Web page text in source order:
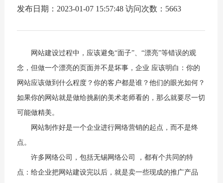
发布日期：2023-01-07 15:57:48 访问次数：5663
网站建设过程中，应该避免“面子”、“漂亮”等错误的观
念，但做一个漂亮的页面并不是坏事，企业 应该明白：你的
网站应该做到什么程度？你的客户都是谁？他们的眼光如何？
如果你的网站就是做给挑剔的美术老师看的，那么就要尽一切
可能做精美。
网站制作好是一个企业进行网络营销的起点，而不是终
点。
许多网络公司，包括无锡网络公司 ，都有个共同的特
点：给企业把网站建设完以后，就是卖一些现成的推广产品